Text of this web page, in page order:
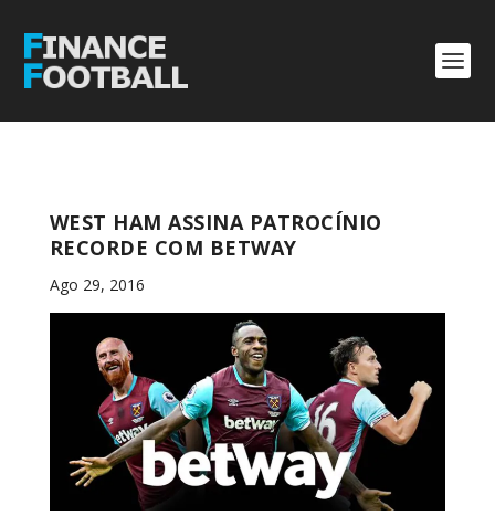
WEST HAM ASSINA PATROCÍNIO
RECORDE COM BETWAY
Ago 29, 2016